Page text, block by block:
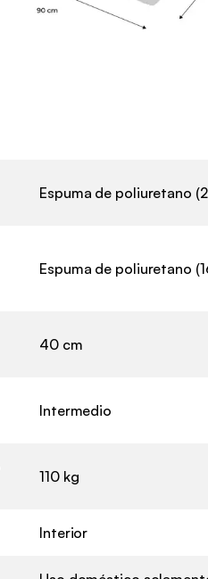
Espuma de poliuretano
Espuma de poliuretano
40 cm
Intermedio
110 kg
Interior